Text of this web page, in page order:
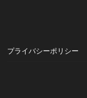
プライバシーポリシー